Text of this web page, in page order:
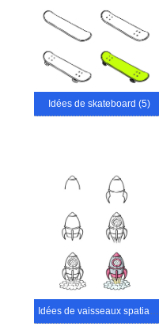
Idées de skateboard (5)
Idées de vaisseaux spatiaux (27)